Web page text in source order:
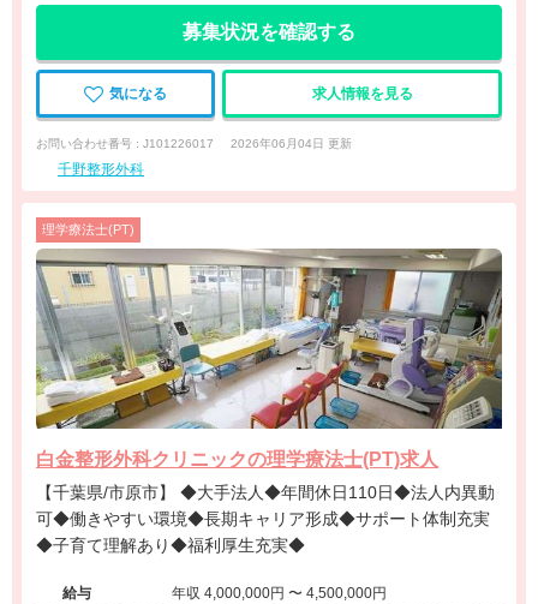
募集状況を確認する
気になる 求人情報を見る
お問い合わせ番号 : J101226017 2026年06月04日 更新
千野整形外科
理学療法士(PT)
白金整形外科クリニックの理学療法士(PT)求人
【千葉県/市原市】 ◆大手法人◆年間休日110日◆法人内異動
可◆働きやすい環境◆長期キャリア形成◆サポート体制充実
◆子育て理解あり◆福利厚生充実◆
給与
年収 4,000,000円 〜 4,500,000円